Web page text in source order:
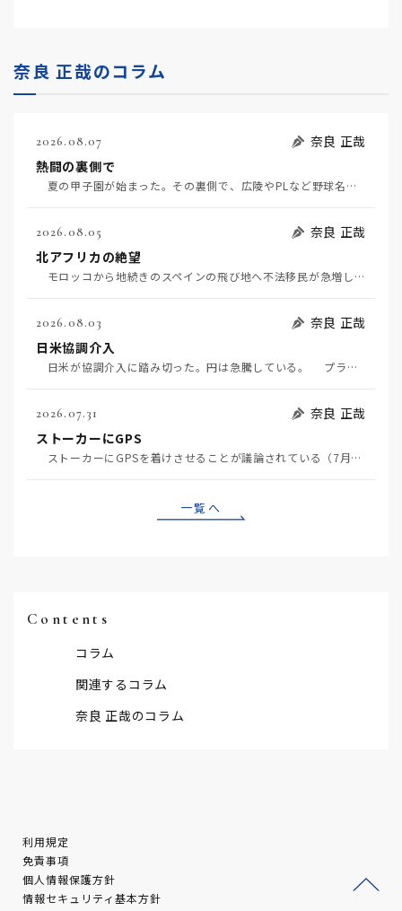
奈良 正哉のコラム
2026.08.07
奈良 正哉
熱闘の裏側で
夏の甲子園が始まった。その裏側で、広陵やPLなど野球名門校（だった）の不祥事のその後について、「熱…
2026.08.05
奈良 正哉
北アフリカの絶望
モロッコから地続きのスペインの飛び地へ不法移民が急増していて、当地の大問題となっている。「海を泳い…
2026.08.03
奈良 正哉
日米協調介入
日米が協調介入に踏み切った。円は急騰している。 プラザ合意以降、協調介入は為替相場の転機になって…
2026.07.31
奈良 正哉
ストーカーにGPS
ストーカーにGPSを着けさせることが議論されている（7月29日日経）。反対派は「ストーカーにも人権…
一覧へ
Contents
コラム
関連するコラム
奈良 正哉のコラム
利用規定
免責事項
個人情報保護方針
情報セキュリティ基本方針